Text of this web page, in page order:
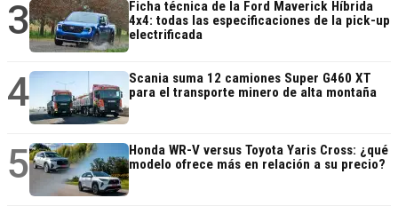
3
Ficha técnica de la Ford Maverick Híbrida
4x4: todas las especificaciones de la pick-up
electrificada
4
Scania suma 12 camiones Super G460 XT
para el transporte minero de alta montaña
5
Honda WR-V versus Toyota Yaris Cross: ¿qué
modelo ofrece más en relación a su precio?